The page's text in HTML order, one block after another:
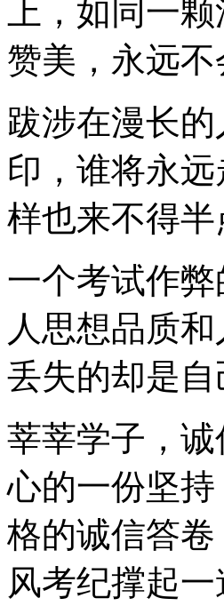
上，如同一
赞美，永远
跋涉在漫长
印，谁将永
样也来不得
一个考试作
人思想品质
丢失的却是
莘莘学子，
心的一份坚
格的诚信答
风考纪撑起